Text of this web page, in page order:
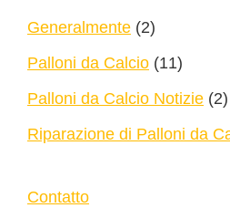
Generalmente (2)
Palloni da Calcio (11)
Palloni da Calcio Notizie (2)
Riparazione di Palloni da
Contatto